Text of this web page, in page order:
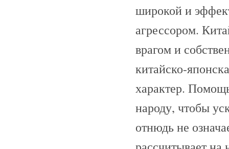
широкой и
агрессором.
врагом и
китайско-
характер.
народу, чтобы
отнюдь не